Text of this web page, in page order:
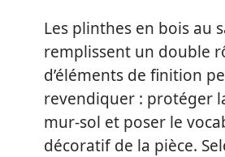
Les plinthes en bois au
remplissent un double
d’éléments de finition
revendiquer : protéger
mur-sol et poser le
décoratif de la pièce.